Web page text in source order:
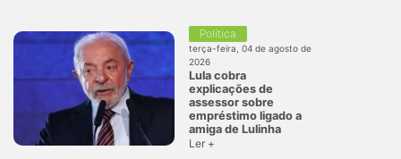
Política
terça-feira, 04 de agosto de
2026
Lula cobra
explicações de
assessor sobre
empréstimo ligado a
amiga de Lulinha
Ler +